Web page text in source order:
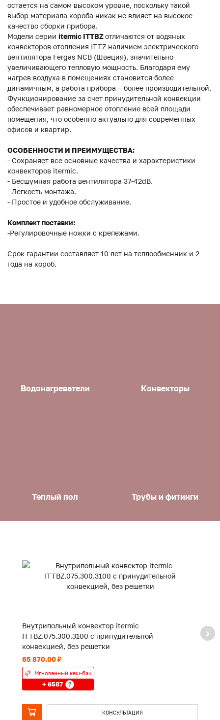
остается на самом высоком уровне, поскольку такой
выбор материала короба никак не влияет на высокое
качество сборки прибора.
Модели серии itermic ITTBZотличаются от водяных
конвекторов отопления ITTZ наличием электрического
вентилятора Fergas NCB (Швеция), значительно
увеличивающего тепловую мощность. Благодаря ему
нагрев воздуха в помещениях становится более
динамичным, а работа прибора – более производительной.
Функционирование за счет принудительной конвекции
обеспечивает равномерное отопление всей площади
помещения, что особенно актуально для современных
офисов и квартир.
ОСОБЕННОСТИ И ПРЕИМУЩЕСТВА:
- Сохраняет все основные качества и характеристики
конвекторов itermic.
- Бесшумная работа вентилятора 37-42dB.
- Легкость монтажа.
- Простое и удобное обслуживание.
Комплект поставки:
-Регулировочные ножки с крепежами.
Срок гарантии составляет 10 лет на теплообменник и 2
года на короб.
Водонагреватели Конвекторы
Теплый пол Трубы и фитинги
Внутрипольный конвектор itermic
ITTBZ.075.300.3100 с принудительной
конвекцией, без решетки
65 870.00 ₽
Мгновенный кеш-бэк
+ 6587 ?
КОНСУЛЬТАЦИЯ